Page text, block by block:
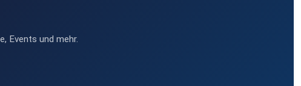
Events und mehr.